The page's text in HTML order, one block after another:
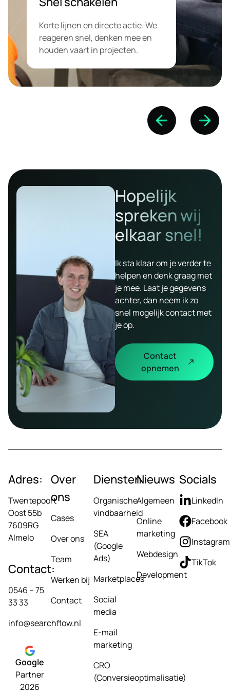
Korte lijnen en directe actie. We
reageren snel, denken mee en
houden vaart in projecten.
Hopelijk
spreken wij
elkaar snel!
Ik sta klaar om je verder te
helpen en denk graag met
je mee. Laat je gegevens
achter, dan neem ik zo
snel mogelijk contact met
je op.
Contact
opnemen
Adres:
Twentepoort
Oost 55b
7609RG
Almelo
Contact:
0546 – 75
33 33
info@searchflow.nl
Google
Partner
2026
Over
ons
Cases
Over ons
Team
Werken bij
Contact
Diensten
Organische
vindbaarheid
SEA
(Google
Ads)
Marketplaces
Social
media
E-mail
marketing
CRO
(Conversieoptimalisatie)
Nieuws
Algemeen
Online
marketing
Webdesign
Development
Socials
LinkedIn
Facebook
Instagram
TikTok